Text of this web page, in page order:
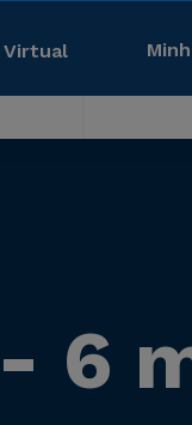
Virtual
6